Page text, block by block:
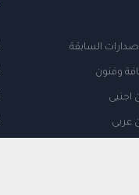
السابقة
وفنون
اجنبى
عربى